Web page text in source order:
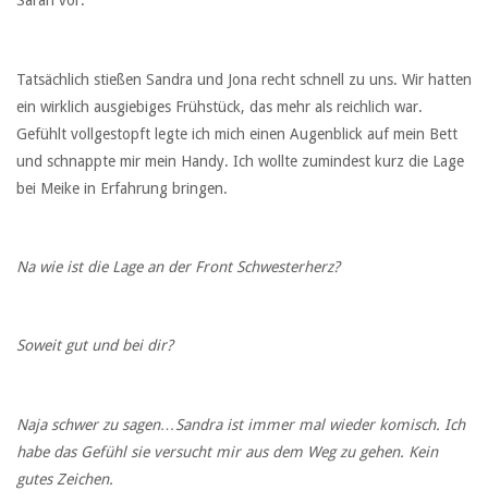
Tatsächlich stießen Sandra und Jona recht schnell zu uns. Wir hatten
ein wirklich ausgiebiges Frühstück, das mehr als reichlich war.
Gefühlt vollgestopft legte ich mich einen Augenblick auf mein Bett
und schnappte mir mein Handy. Ich wollte zumindest kurz die Lage
bei Meike in Erfahrung bringen.
Na wie ist die Lage an der Front Schwesterherz?
Soweit gut und bei dir?
Naja schwer zu sagen…Sandra ist immer mal wieder komisch. Ich
habe das Gefühl sie versucht mir aus dem Weg zu gehen. Kein
gutes Zeichen.